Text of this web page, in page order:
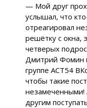
— Мой друг
услышал, что
отреагировал
решётку с окна,
четверых
Дмитрий Фомин
группе АСТ54
чтобы такие
незамеченными!
другим